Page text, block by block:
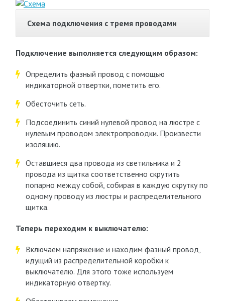
Схема подключения с тремя проводами
Подключение выполняется следующим образом:
Определить фазный провод с помощью
индикаторной отвертки, пометить его.
Обесточить сеть.
Подсоединить синий нулевой провод на люстре с
нулевым проводом электропроводки. Произвести
изоляцию.
Оставшиеся два провода из светильника и 2
провода из щитка соответственно скрутить
попарно между собой, собирая в каждую скрутку по
одному проводу из люстры и распределительного
щитка.
Теперь переходим к выключателю:
Включаем напряжение и находим фазный провод,
идущий из распределительной коробки к
выключателю. Для этого тоже используем
индикаторную отвертку.